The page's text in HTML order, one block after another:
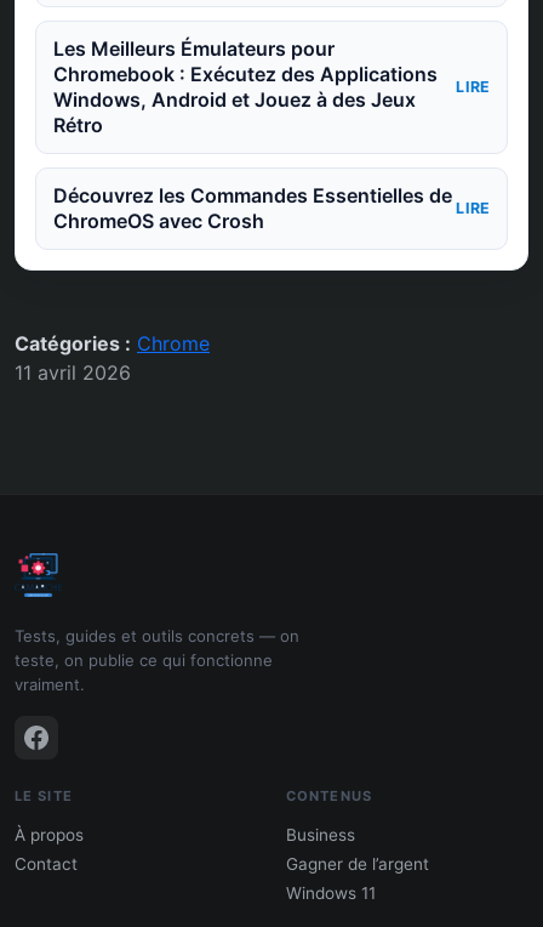
Les Meilleurs Émulateurs pour
Chromebook : Exécutez des Applications
Windows, Android et Jouez à des Jeux
Rétro
LIRE
Découvrez les Commandes Essentielles de
ChromeOS avec Crosh
LIRE
Catégories : Chrome
11 avril 2026
Tests, guides et outils concrets — on
teste, on publie ce qui fonctionne
vraiment.
LE SITE
À propos
Contact
CONTENUS
Business
Gagner de l’argent
Windows 11